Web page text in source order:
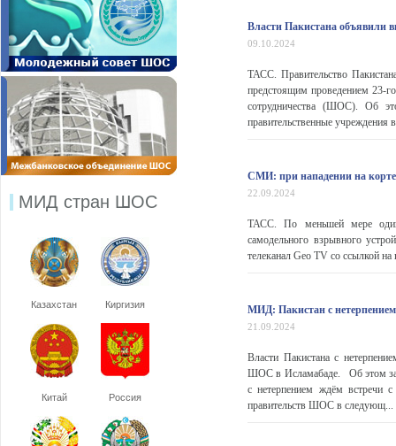
МИД стран ШОС
Казахстан Киргизия
Китай Россия
Власти Пакистана объявили
09.10.2024
ТАСС. Правительство
предстоящим проведением 23-го
сотрудничества (ШОС). Об
правительственные учреждения
СМИ: при нападении на
22.09.2024
ТАСС. По меньшей мере один
самодельного взрывного
телеканал Geo TV со ссылкой
МИД: Пакистан с
21.09.2024
Власти Пакистана с
ШОС в Исламабаде. Об этом
с нетерпением ждём встречи
правительств ШОС в следующ...